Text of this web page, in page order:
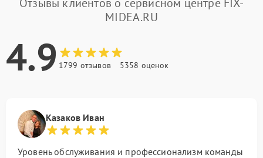
MIDEA.RU
4.9 1799 отзывов 5358 оценок
Казаков Иван
Уровень обслуживания и профессионализм команды